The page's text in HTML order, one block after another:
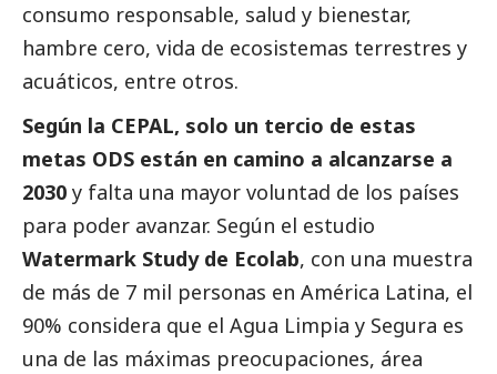
consumo responsable, salud y bienestar,
hambre cero, vida de ecosistemas terrestres y
acuáticos, entre otros.
Según la CEPAL, solo un tercio de estas
metas ODS están en camino a alcanzarse a
2030 y falta una mayor voluntad de los países
para poder avanzar. Según el estudio
Watermark Study de Ecolab, con una muestra
de más de 7 mil personas en América Latina, el
90% considera que el Agua Limpia y Segura es
una de las máximas preocupaciones, área